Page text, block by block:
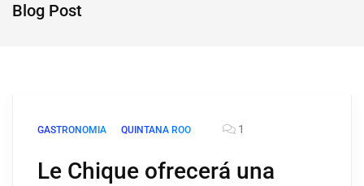
Blog Post
GASTRONOMIA QUINTANA ROO 1
Le Chique ofrecerá una